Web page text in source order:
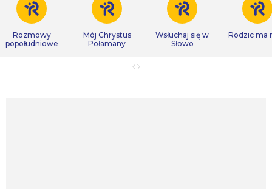
Rozmowy
popołudniowe
Mój Chrystus
Połamany
Wsłuchaj się w
Słowo
Rodzic ma